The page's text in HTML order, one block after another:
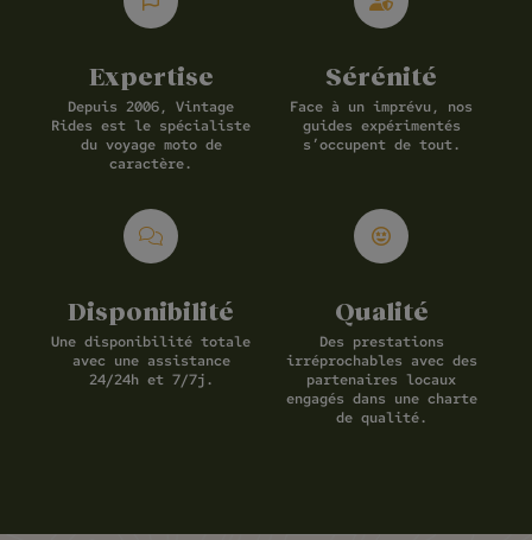
Expertise
Depuis 2006, Vintage
Rides est le spécialiste
du voyage moto de
caractère.
Sérénité
Face à un imprévu, nos
guides expérimentés
s’occupent de tout.
Disponibilité
Une disponibilité totale
avec une assistance
24/24h et 7/7j.
Qualité
Des prestations
irréprochables avec des
partenaires locaux
engagés dans une charte
de qualité.